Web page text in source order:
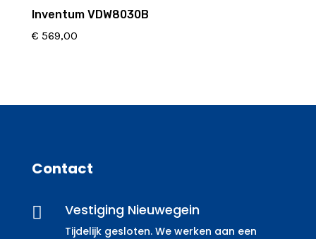
Inventum VDW8030B
€ 569,00
Contact
 Vestiging Nieuwegein
Tijdelijk gesloten. We werken aan een